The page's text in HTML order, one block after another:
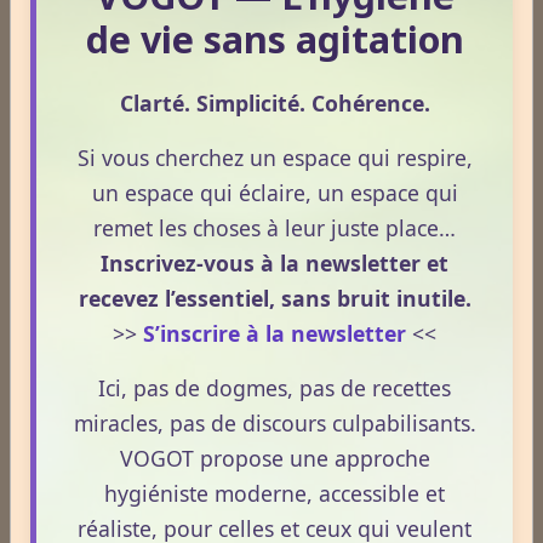
Assistant VOGOT
Qui suis-je ?
Consultation écrite : une réponse
personnalisée à votre question.
Une consultation de naturopathie,
Tarifs (Encarts publicitaires)
de vie sans agitation
Clarté. Simplicité. Cohérence.
Si vous cherchez un espace qui respire,
un espace qui éclaire, un espace qui
remet les choses à leur juste place…
Inscrivez-vous à la newsletter et
recevez l’essentiel, sans bruit inutile.
>> S’inscrire à la newsletter <<
Ici, pas de dogmes, pas de recettes
miracles, pas de discours culpabilisants.
VOGOT propose une approche
hygiéniste moderne, accessible et
réaliste, pour celles et ceux qui veulent